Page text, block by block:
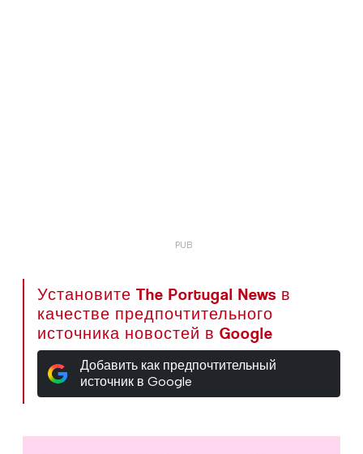
Установите The Portugal News в
качестве предпочтительного
источника новостей в Google
Добавить как предпочтительный
источник в Google